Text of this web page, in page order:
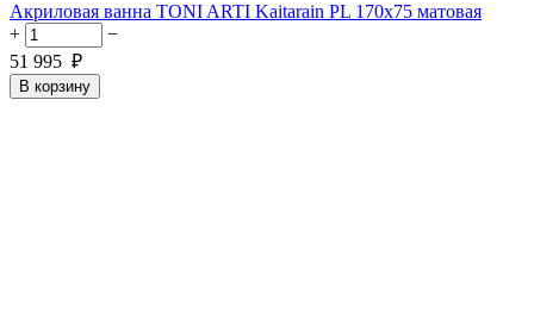
Акриловая ванна TONI ARTI Kaitarain PL 170x75 матовая
+
−
51 995 ₽
В корзину